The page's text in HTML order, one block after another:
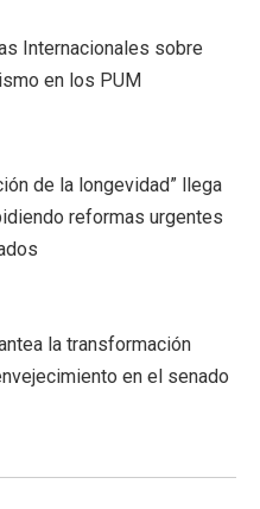
Internacionales sobre
en los PUM
de la longevidad” llega
reformas urgentes
la transformación
en el senado